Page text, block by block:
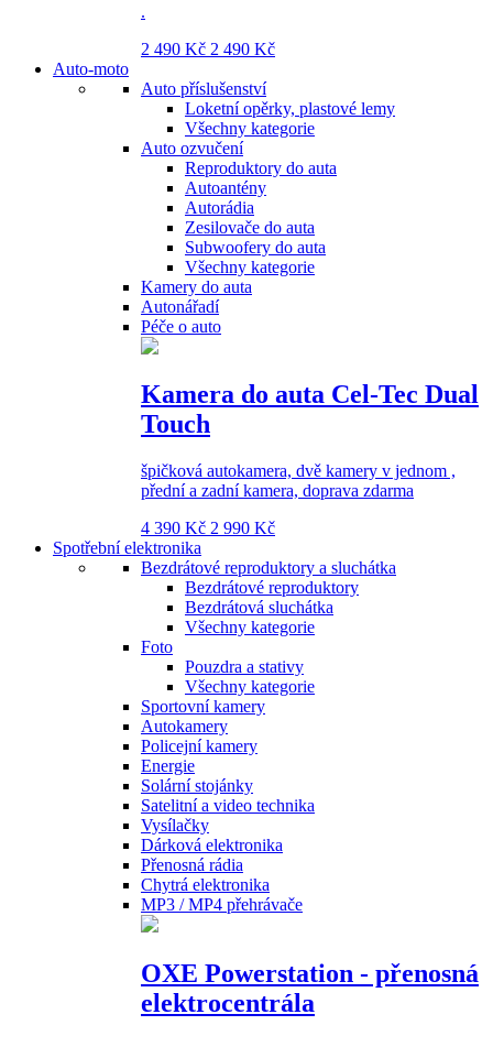
.
2 490 Kč 2 490 Kč
Auto-moto
Auto příslušenství
Loketní opěrky, plastové lemy
Všechny kategorie
Auto ozvučení
Reproduktory do auta
Autoantény
Autorádia
Zesilovače do auta
Subwoofery do auta
Všechny kategorie
Kamery do auta
Autonářadí
Péče o auto
Kamera do auta Cel-Tec Dual
Touch
špičková autokamera, dvě kamery v jednom ,
přední a zadní kamera, doprava zdarma
4 390 Kč 2 990 Kč
Spotřební elektronika
Bezdrátové reproduktory a sluchátka
Bezdrátové reproduktory
Bezdrátová sluchátka
Všechny kategorie
Foto
Pouzdra a stativy
Všechny kategorie
Sportovní kamery
Autokamery
Policejní kamery
Energie
Solární stojánky
Satelitní a video technika
Vysílačky
Dárková elektronika
Přenosná rádia
Chytrá elektronika
MP3 / MP4 přehrávače
OXE Powerstation - přenosná
elektrocentrála